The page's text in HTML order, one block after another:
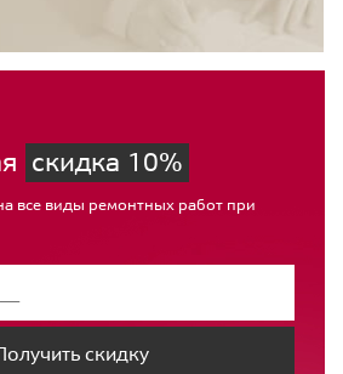
скидка 10%
все виды ремонтных работ при
скидку